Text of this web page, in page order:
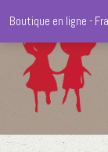
Aller
contenu
Boutique en ligne -